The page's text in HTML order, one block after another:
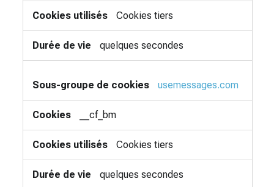
Cookies tiers
quelques secondes
usemessages.com
__cf_bm
Cookies tiers
quelques secondes